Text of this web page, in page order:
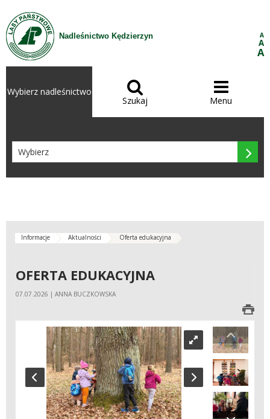
Przejdź do treści
Nadleśnictwo Kędzierzyn A
A
A
Wybierz nadleśnictwo 
Szukaj

Menu

Informacje Aktualności Oferta edukacyjna
OFERTA EDUKACYJNA
07.07.2026 | ANNA BUCZKOWSKA